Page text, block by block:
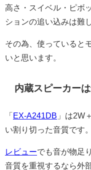
高さ・スイベル・ピボ
ションの追い込みは難
その為、使っていると
いと思います。
内蔵スピーカー
「 EX-A241DB 」は2W
い割り切った音質です。
レビューでも音が物足
音質を重視するなら外